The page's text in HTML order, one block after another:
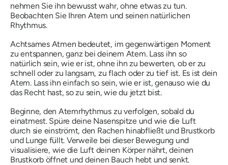
nehmen Sie ihn bewusst wahr, ohne etwas zu tun.
Beobachten Sie Ihren Atem und seinen natürlichen
Rhythmus.
Achtsames Atmen bedeutet, im gegenwärtigen Moment
zu entspannen, ganz bei deinem Atem. Lass ihn so
natürlich sein, wie er ist, ohne ihn zu bewerten, ob er zu
schnell oder zu langsam, zu flach oder zu tief ist. Es ist dein
Atem. Lass ihn einfach so sein, wie er ist, genauso wie du
das Recht hast, so zu sein, wie du jetzt bist.
Beginne, den Atemrhythmus zu verfolgen, sobald du
einatmest. Spüre deine Nasenspitze und wie die Luft
durch sie einströmt, den Rachen hinabfließt und Brustkorb
und Lunge füllt. Verweile bei dieser Bewegung und
visualisiere, wie die Luft deinen Körper nährt, deinen
Brustkorb öffnet und deinen Bauch hebt und senkt.